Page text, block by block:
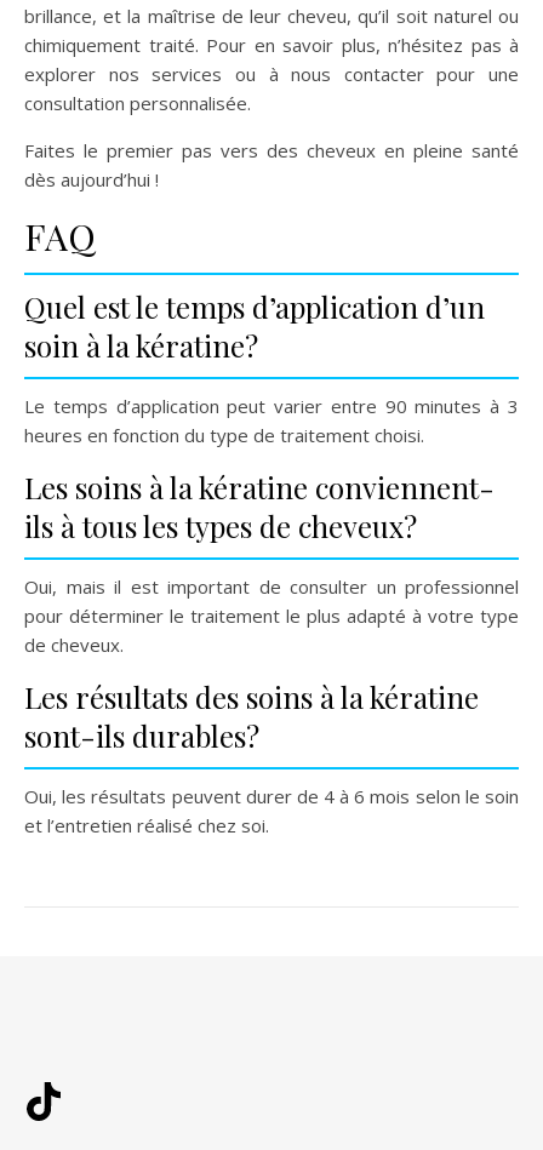
brillance, et la maîtrise de leur cheveu, qu’il soit naturel ou
chimiquement traité. Pour en savoir plus, n’hésitez pas à
explorer nos services ou à nous contacter pour une
consultation personnalisée.
Faites le premier pas vers des cheveux en pleine santé
dès aujourd’hui !
FAQ
Quel est le temps d’application d’un
soin à la kératine?
Le temps d’application peut varier entre 90 minutes à 3
heures en fonction du type de traitement choisi.
Les soins à la kératine conviennent-
ils à tous les types de cheveux?
Oui, mais il est important de consulter un professionnel
pour déterminer le traitement le plus adapté à votre type
de cheveux.
Les résultats des soins à la kératine
sont-ils durables?
Oui, les résultats peuvent durer de 4 à 6 mois selon le soin
et l’entretien réalisé chez soi.